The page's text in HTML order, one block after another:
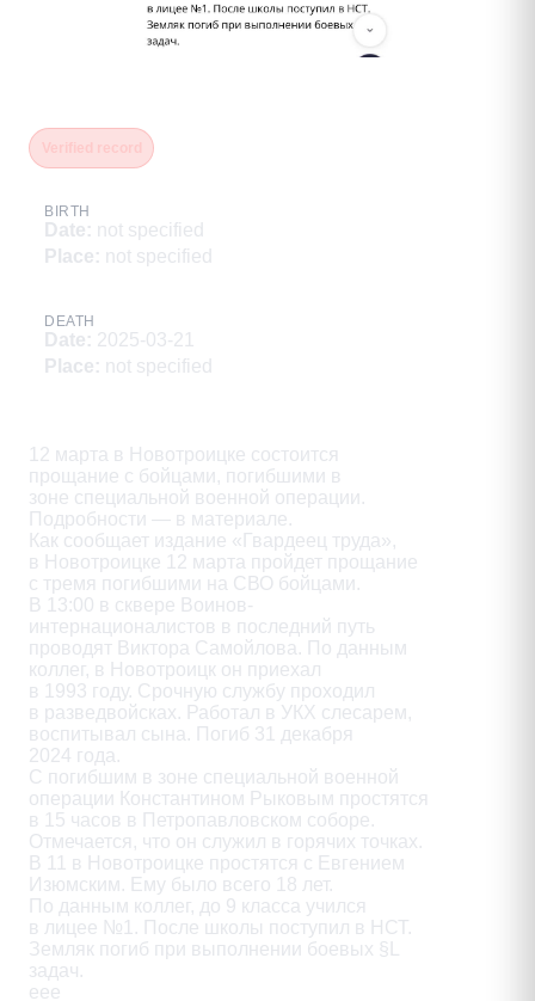
BIRTH
Date: not specified
Place: not specified
DEATH
Date: 2025-03-21
Place: not specified
12 марта в Новотроицке состоится
прощание с бойцами, погибшими в
зоне специальной военной операции.
Подробности — в материале.
Как сообщает издание «Гвардеец труда»,
в Новотроицке 12 марта пройдет прощание
с тремя погибшими на СВО бойцами.
В 13:00 в сквере Воинов-
интернационалистов в последний путь
проводят Виктора Самойлова. По данным
коллег, в Новотроицк он приехал
в 1993 году. Срочную службу проходил
в разведвойсках. Работал в УКХ слесарем,
воспитывал сына. Погиб 31 декабря
2024 года.
С погибшим в зоне специальной военной
операции Константином Рыковым простятся
в 15 часов в Петропавловском соборе.
Отмечается, что он служил в горячих точках.
В 11 в Новотроицке простятся с Евгением
Изюмским. Ему было всего 18 лет.
По данным коллег, до 9 класса учился
в лицее №1. После школы поступил в НСТ.
Земляк погиб при выполнении боевых §L
задач.
еее